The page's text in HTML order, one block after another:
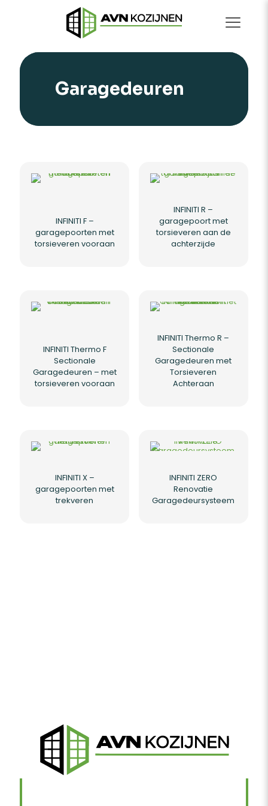
Garagedeuren
INFINITI F –
garagepoorten met
torsieveren vooraan
INFINITI R –
garagepoort met
torsieveren aan de
achterzijde
INFINITI Thermo F
Sectionale
Garagedeuren – met
torsieveren vooraan
INFINITI Thermo R –
Sectionale
Garagedeuren met
Torsieveren
Achteraan
INFINITI X –
garagepoorten met
trekveren
INFINITI ZERO
Renovatie
Garagedeursysteem